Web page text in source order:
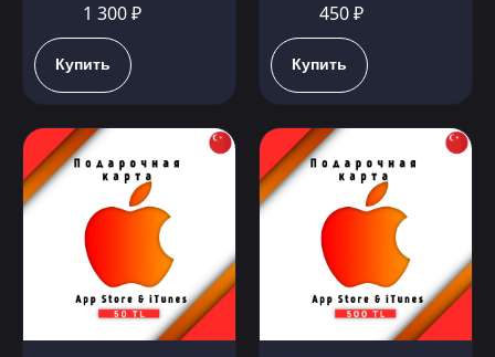
1 300 ₽
Купить
450 ₽
Купить